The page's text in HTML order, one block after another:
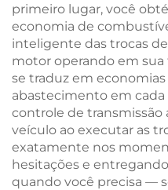
primeiro lugar, você
economia de
inteligente das trocas
motor operando em sua
se traduz em
abastecimento em
controle de transmissão
veículo ao executar as
exatamente nos
hesitações e
quando você precisa —